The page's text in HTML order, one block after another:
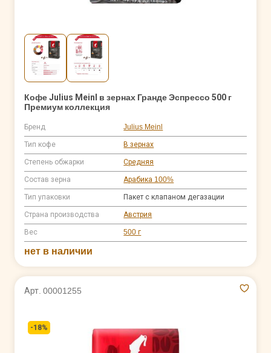
Кофе Julius Meinl в зернах Гранде Эспрессо 500 г
Премиум коллекция
Бренд Julius Meinl
Тип кофе В зернах
Степень обжарки Средняя
Состав зерна Арабика 100%
Тип упаковки Пакет с клапаном дегазации
Страна производства Австрия
Вес 500 г
нет в наличии
Арт. 00001255
-18%